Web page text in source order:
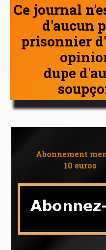
Ce journal
d'aucun
prisonnier
dupe
Abonnement
10 euros